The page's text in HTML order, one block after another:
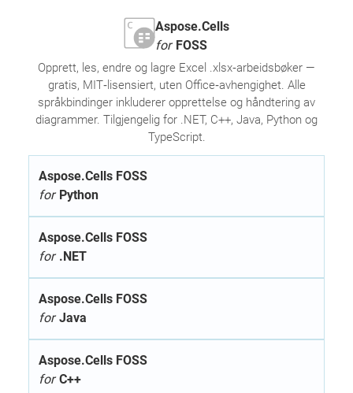
Aspose.Cells
forFOSS
Opprett, les, endre og lagre Excel .xlsx‑arbeidsbøker —
gratis, MIT‑lisensiert, uten Office‑avhengighet. Alle
språkbindinger inkluderer opprettelse og håndtering av
diagrammer. Tilgjengelig for .NET, C++, Java, Python og
TypeScript.
Aspose.Cells FOSS
forPython
Aspose.Cells FOSS
for.NET
Aspose.Cells FOSS
forJava
Aspose.Cells FOSS
forC++